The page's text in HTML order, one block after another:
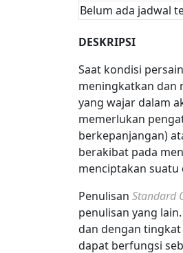
Belum ada jadwal
DESKRIPSI
Saat kondisi
meningkatkan dan
yang wajar dalam
memerlukan
berkepanjangan)
berakibat pada
menciptakan suatu
Penulisan Standard
penulisan yang
dan dengan tingkat
dapat berfungsi